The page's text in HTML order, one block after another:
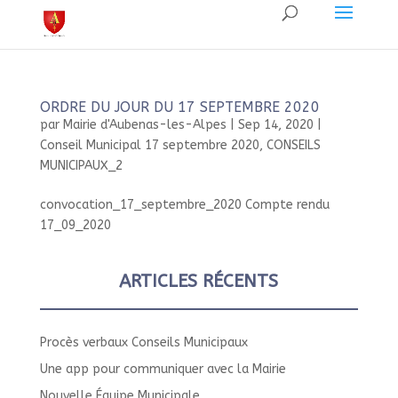
ORDRE DU JOUR DU 17 SEPTEMBRE 2020
par Mairie d'Aubenas-les-Alpes Sep 14, 2020
Conseil Municipal 17 septembre 2020, CONSEILS
MUNICIPAUX_2
convocation_17_septembre_2020 Compte rendu
17_09_2020
ARTICLES RÉCENTS
Procès verbaux Conseils Municipaux
Une app pour communiquer avec la Mairie